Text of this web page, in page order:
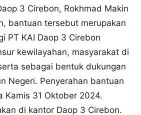
3 Cirebon, Rokhmad Makin
bantuan tersebut merupakan
PT KAI Daop 3 Cirebon
kewilayahan, masyarakat di
sebagai bentuk dukungan
Negeri. Penyerahan bantuan
Kamis 31 Oktober 2024.
di kantor Daop 3 Cirebon.